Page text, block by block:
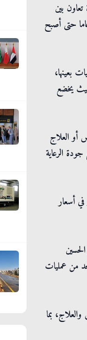
بين
الطبية الملكية ومركز الحسين للسرطان والمستشفيات الجامعية، بعد محاولات امتدت لنحو 17 عاما حتى أصبح
بعينها،
يخضع
أو العلاج
جودة الرعاية
أسعار
من عمليات
بما